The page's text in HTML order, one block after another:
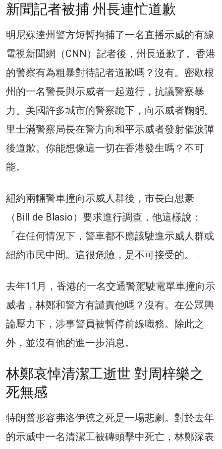
新聞記者被捕 州長連忙道歉
明尼蘇達州警方短暫拘捕了一名直播示威的有線
電視新聞網（CNN）記者後，州長道歉了。香港
的警察有為粗暴對待記者道歉嗎？沒有。密歇根
州的一名警長與示威者一起遊行，抗議警察暴
力。美國許多城市的警察跪下，向示威者鞠躬。
里士滿警察局長在警方向和平示威者發射催淚彈
後道歉。你能想像這一切在香港發生嗎？不可
能。
紐約兩輛警車撞向示威人群後，市長白思豪
（Bill de Blasio）要求進行調查，他這樣說：
「在任何情況下，警車都不應該駛進示威人群或
紐約市民中間。這很危險，是不可接受的。」
去年11月，香港的一名交通警駕駛電單車撞向示
威者，林鄭和警方有譴責他嗎？沒有。在公眾輿
論壓力下，涉事警員被暫停前線職務。除此之
外，並沒有他的進一步消息。
林鄭哀悼清潔工逝世 對周梓樂之
死無感
特朗普形容弗洛伊德之死是一場悲劇。對於去年
的示威中一名清潔工被磚頭擊中死亡，林鄭深表